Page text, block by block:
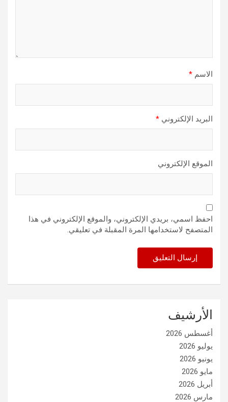
الاسم *
البريد الإلكتروني *
الموقع الإلكتروني
احفظ اسمي، بريدي الإلكتروني، والموقع الإلكتروني في هذا
المتصفح لاستخدامها المرة المقبلة في تعليقي.
الأرشيف
أغسطس 2026
يوليو 2026
يونيو 2026
مايو 2026
أبريل 2026
مارس 2026